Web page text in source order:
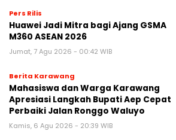
Pers Rilis
Huawei Jadi Mitra bagi Ajang GSMA
M360 ASEAN 2026
Jumat, 7 Agu 2026 - 00:42 WIB
Berita Karawang
Mahasiswa dan Warga Karawang
Apresiasi Langkah Bupati Aep Cepat
Perbaiki Jalan Ronggo Waluyo
Kamis, 6 Agu 2026 - 20:39 WIB